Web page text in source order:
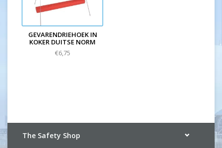
GEVARENDRIEHOEK IN
KOKER DUITSE NORM
€6,75
The Safety Shop